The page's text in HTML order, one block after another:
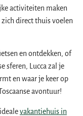
activiteiten maken
direct thuis voelen
en ontdekken, of
sferen, Lucca zal je
en waar je keer op
avontuur!
vakantiehuis in